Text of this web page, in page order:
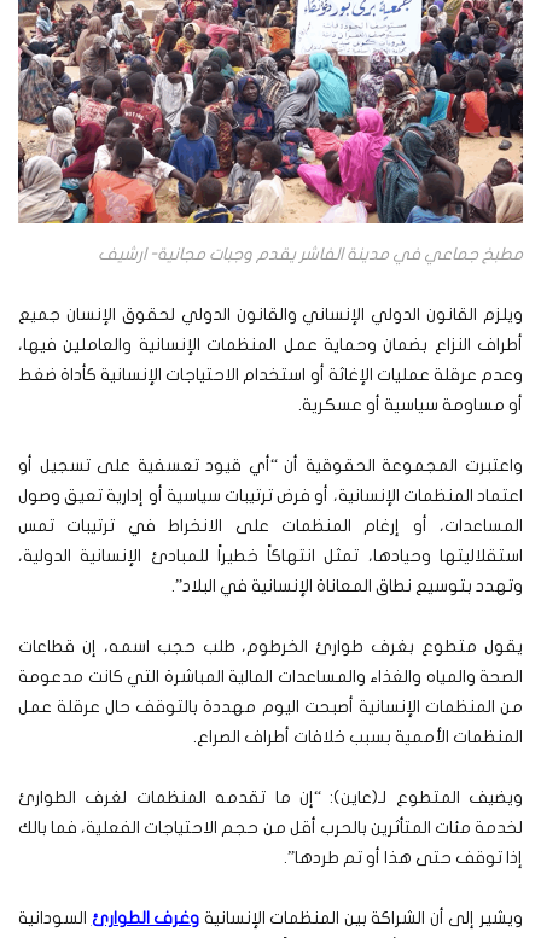
مطبخ جماعي في مدينة الفاشر يقدم وجبات مجانية- ارشيف
ويلزم القانون الدولي الإنساني والقانون الدولي لحقوق الإنسان جميع
أطراف النزاع بضمان وحماية عمل المنظمات الإنسانية والعاملين فيها،
وعدم عرقلة عمليات الإغاثة أو استخدام الاحتياجات الإنسانية كأداة ضغط
أو مساومة سياسية أو عسكرية.
واعتبرت المجموعة الحقوقية أن “أي قيود تعسفية على تسجيل أو
اعتماد المنظمات الإنسانية، أو فرض ترتيبات سياسية أو إدارية تعيق وصول
المساعدات، أو إرغام المنظمات على الانخراط في ترتيبات تمس
استقلاليتها وحيادها، تمثل انتهاكاً خطيراً للمبادئ الإنسانية الدولية،
وتهدد بتوسيع نطاق المعاناة الإنسانية في البلاد”.
يقول متطوع بغرف طوارئ الخرطوم، طلب حجب اسمه، إن قطاعات
الصحة والمياه والغذاء والمساعدات المالية المباشرة التي كانت مدعومة
من المنظمات الإنسانية أصبحت اليوم مهددة بالتوقف حال عرقلة عمل
المنظمات الأممية بسبب خلافات أطراف الصراع.
ويضيف المتطوع لـ(عاين): “إن ما تقدمه المنظمات لغرف الطوارئ
لخدمة مئات المتأثرين بالحرب أقل من حجم الاحتياجات الفعلية، فما بالك
إذا توقف حتى هذا أو تم طردها”.
ويشير إلى أن الشراكة بين المنظمات الإنسانية وغرف الطوارئ السودانية